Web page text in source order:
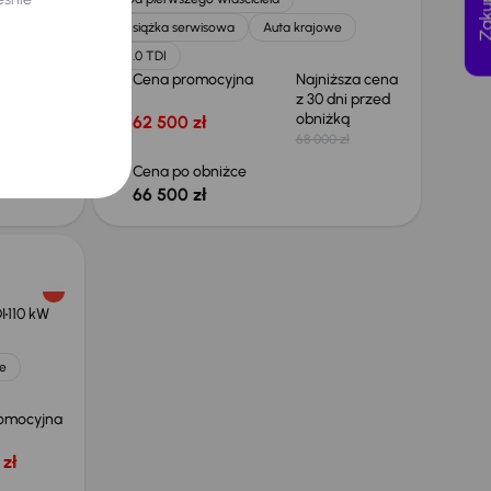
Książka serwisowa
Auta krajowe
2.0 TDI
Cena promocyjna
62 500 zł
Najniższa cena
z 30 dni przed
obniżką
68 000 zł
Cena po obniżce
66 500 zł
110 kW